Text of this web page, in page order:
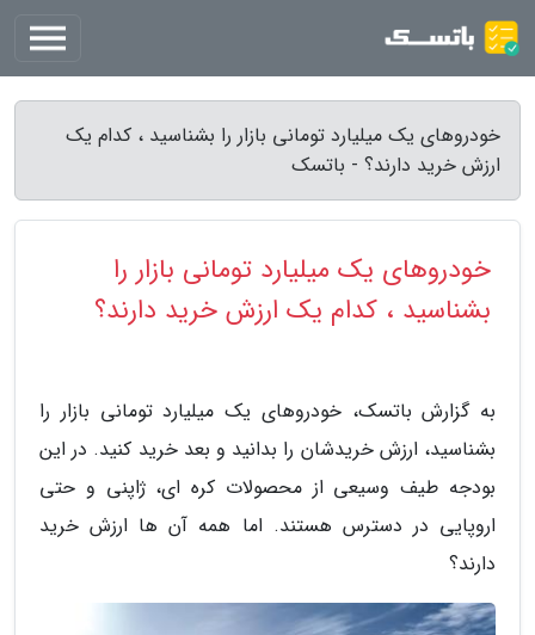
خودروهای یک میلیارد تومانی بازار را بشناسید ، کدام یک
ارزش خرید دارند؟ - باتسک
خودروهای یک میلیارد تومانی بازار را
بشناسید ، کدام یک ارزش خرید دارند؟
به گزارش باتسک، خودروهای یک میلیارد تومانی بازار را
بشناسید، ارزش خریدشان را بدانید و بعد خرید کنید. در این
بودجه طیف وسیعی از محصولات کره ای، ژاپنی و حتی
اروپایی در دسترس هستند. اما همه آن ها ارزش خرید
دارند؟